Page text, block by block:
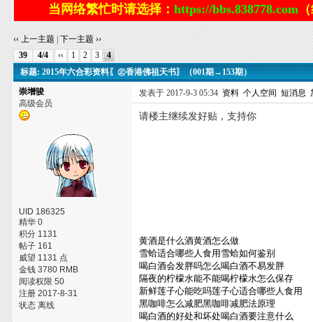
当网络繁忙时请选择： https://bbs.838778.com
‹‹ 上一主题 |下一主题 ››
39
4/4 ‹‹ 1 2 3
4
标题: 2015年六合彩资料〖㊣香港佛祖天书〗（001期→153期）
崇增骏
高级会员
UID 186325
精华 0
积分 1131
帖子 161
威望 1131 点
金钱 3780 RMB
阅读权限 50
注册 2017-8-31
状态 离线
发表于 2017-9-3 05:34 资料 个人空间 短消息
请楼主继续发好贴，支持你
黄酒是什么酒黄酒怎么做
雪蛤适合哪些人食用雪蛤如何鉴别
喝白酒会发胖吗怎么喝白酒不易发胖
隔夜的柠檬水能不能喝柠檬水怎么保存
新鲜莲子心能吃吗莲子心适合哪些人食用
黑咖啡怎么减肥黑咖啡减肥法原理
喝白酒的好处和坏处喝白酒要注意什么